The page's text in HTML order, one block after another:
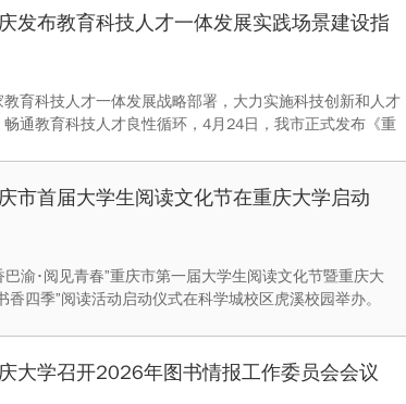
发布教育科技人才一体发展实践场景建设指
育科技人才一体发展战略部署，大力实施科技创新和人才
通教育科技人才良性循环，4月24日，我市正式发布《重
市首届大学生阅读文化节在重庆大学启动
巴渝･阅见青春”重庆市第一届大学生阅读文化节暨重庆大
香四季”阅读活动启动仪式在科学城校区虎溪校园举办。
大学召开2026年图书情报工作委员会会议